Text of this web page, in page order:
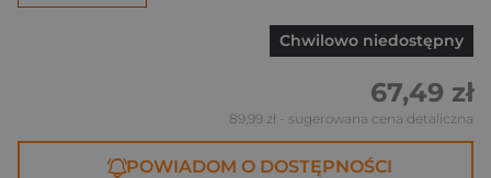
Chwilowo niedostępny
67,49 zł
89,99 zł - sugerowana cena detaliczna
POWIADOM O DOSTĘPNOŚCI